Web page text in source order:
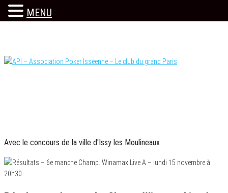
content
Avec le concours de la ville d'Issy les Moulineaux
MENU